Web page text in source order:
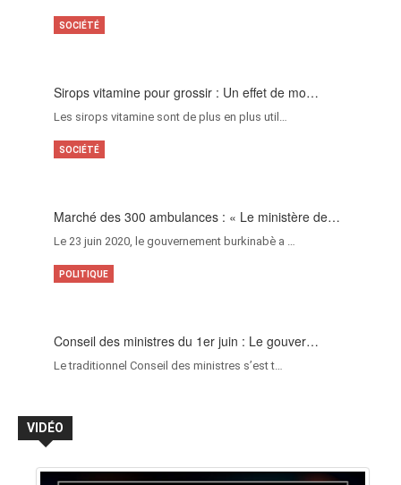
Sirops vitamine pour grossir : Un effet de mo…
Les sirops vitamine sont de plus en plus util…
SOCIÉTÉ
Marché des 300 ambulances : « Le ministère de…
Le 23 juin 2020, le gouvernement burkinabè a …
SOCIÉTÉ
Conseil des ministres du 1er juin : Le gouver…
Le traditionnel Conseil des ministres s’est t…
POLITIQUE
VIDÉO